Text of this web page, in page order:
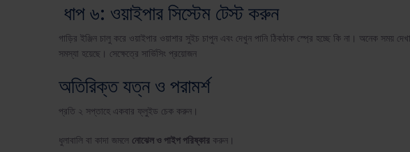
ধাপ ৬: ওয়াইপার সিস্টেম টেস্ট করুন
গাড়ির ইঞ্জিন চালু করে ওয়াইপার ওয়াশার সুইচ চাপুন এবং দেখুন পানি ঠিকঠাক স্প্রে হচ্ছে কি না। অনেক সময়
সমস্যা হয়েছে। সেক্ষেত্রে সার্ভিসিং প্রয়োজন
অতিরিক্ত যত্ন ও পরামর্শ
প্রতি ২ সপ্তাহে একবার ফ্লুইড চেক করুন।
ধুলাবালি বা কাদা জমলে নোঝেল ও পাইপ পরিষ্কার করুন।